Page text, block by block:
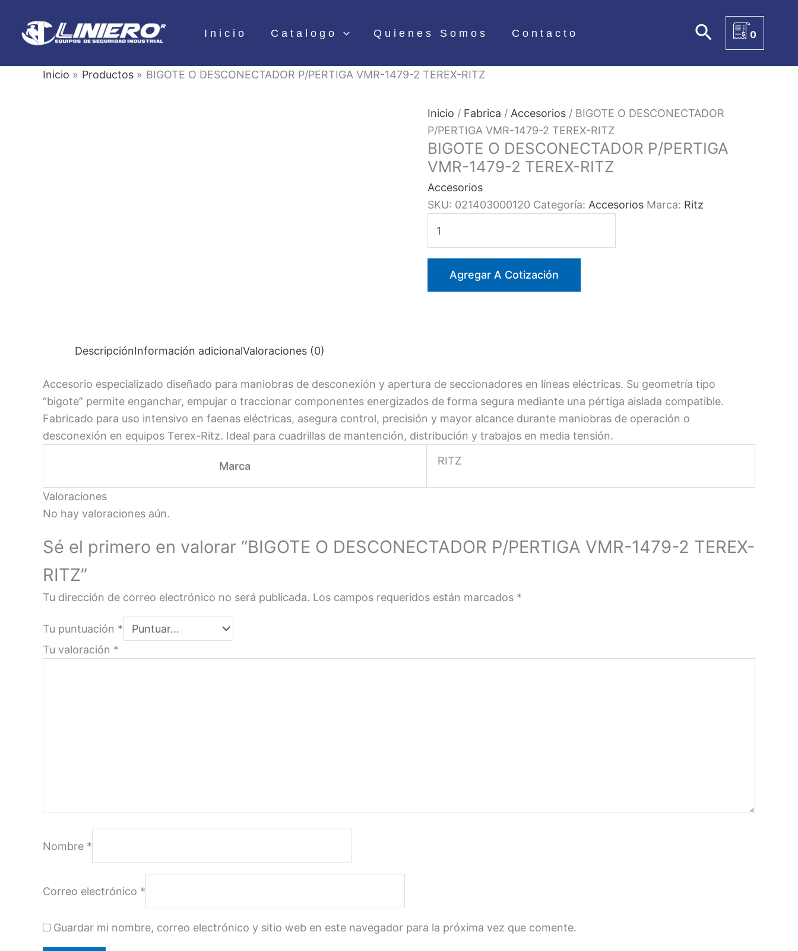
contenido
Inicio Catalogo Quienes Somos Contacto Buscar0
Inicio Productos BIGOTE O DESCONECTADOR P/PERTIGA VMR-1479-2 TEREX-RITZ
Inicio / Fabrica / Accesorios / BIGOTE O DESCONECTADOR
P/PERTIGA VMR-1479-2 TEREX-RITZ
BIGOTE O DESCONECTADOR P/PERTIGA
VMR-1479-2 TEREX-RITZ
Accesorios
SKU: 021403000120 Categoría: Accesorios Marca: Ritz
DESCONECTADOR
P/PERTIGA
VMR-
Agregar A Cotización
DescripciónInformación adicionalValoraciones (0)
Accesorio especializado diseñado para maniobras de desconexión y apertura de seccionadores en líneas eléctricas. Su geometría tipo
“bigote” permite enganchar, empujar o traccionar componentes energizados de forma segura mediante una pértiga aislada compatible.
Fabricado para uso intensivo en faenas eléctricas, asegura control, precisión y mayor alcance durante maniobras de operación o
desconexión en equipos Terex-Ritz. Ideal para cuadrillas de mantención, distribución y trabajos en media tensión.
Marca RITZ
Valoraciones
No hay valoraciones aún.
Sé el primero en valorar “BIGOTE O DESCONECTADOR P/PERTIGA VMR-1479-2 TEREX-
RITZ”
Tu dirección de correo electrónico no será publicada. Los campos requeridos están marcados *
Tu puntuación *
Tu valoración *
Nombre *
Correo electrónico *
Guardar mi nombre, correo electrónico y sitio web en este navegador para la próxima vez que comente.